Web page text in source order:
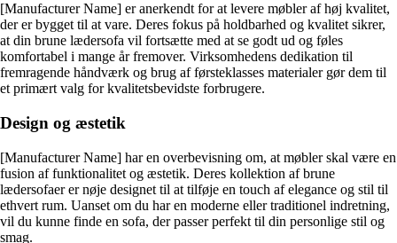
[Manufacturer Name] er anerkendt for at levere møbler af høj kvalitet,
der er bygget til at vare. Deres fokus på holdbarhed og kvalitet sikrer,
at din brune lædersofa vil fortsætte med at se godt ud og føles
komfortabel i mange år fremover. Virksomhedens dedikation til
fremragende håndværk og brug af førsteklasses materialer gør dem til
et primært valg for kvalitetsbevidste forbrugere.
Design og æstetik
[Manufacturer Name] har en overbevisning om, at møbler skal være en
fusion af funktionalitet og æstetik. Deres kollektion af brune
lædersofaer er nøje designet til at tilføje en touch af elegance og stil til
ethvert rum. Uanset om du har en moderne eller traditionel indretning,
vil du kunne finde en sofa, der passer perfekt til din personlige stil og
smag.